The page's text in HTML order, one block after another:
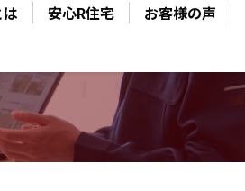
安心R住宅 お客様の声